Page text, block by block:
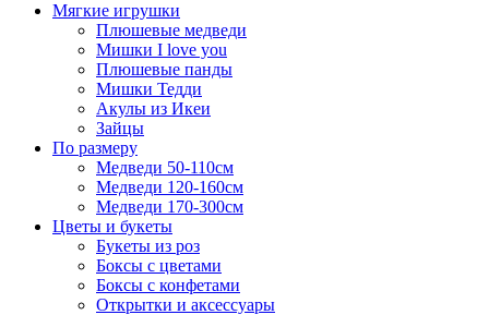
Мягкие игрушки
Плюшевые медведи
Мишки I love you
Плюшевые панды
Мишки Тедди
Акулы из Икеи
Зайцы
По размеру
Медведи 50-110см
Медведи 120-160см
Медведи 170-300см
Цветы и букеты
Букеты из роз
Боксы с цветами
Боксы с конфетами
Открытки и аксессуары